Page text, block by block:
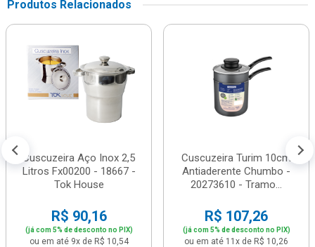
Produtos Relacionados
Cuscuzeira Aço Inox 2,5
Litros Fx00200 - 18667 -
Tok House
R$ 90,16
(já com 5% de desconto no PIX)
ou em até 9x de R$ 10,54
Cuscuzeira Turim 10cm
Antiaderente Chumbo -
20273610 - Tramo...
R$ 107,26
(já com 5% de desconto no PIX)
ou em até 11x de R$ 10,26